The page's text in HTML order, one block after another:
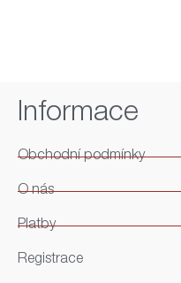
Informace
Obchodní podmínky
O nás
Platby
Registrace